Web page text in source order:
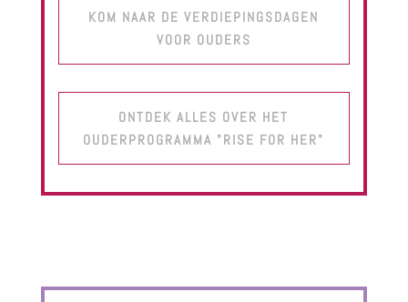
KOM NAAR DE VERDIEPINGSDAGEN
VOOR OUDERS
ONTDEK ALLES OVER HET
OUDERPROGRAMMA "RISE FOR HER"